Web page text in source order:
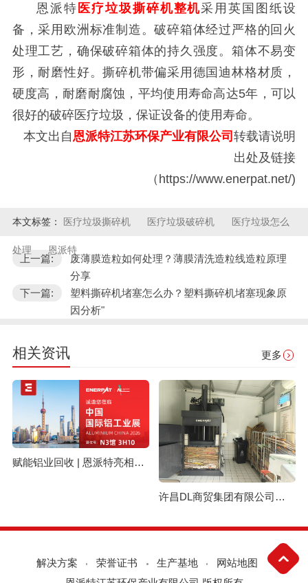
恩派特 医疗垃圾撕碎机整机采用英国图纸设
备，采用欧洲标准制造。破碎箱体经过严格的回火
处理工艺，确保破碎箱体的持久强度。箱体不易变
形，耐磨性好。撕碎机带偏采用德国迪林格材质，
硬度高，耐磨耐腐蚀，平均使用寿命高达5年，可以
很好的破碎医疗垃圾，保证设备的使用寿命。
本文出自 恩派特江苏环保产业有限公司转载请说明
出处及链接
（https://www.enerpat.net/)
本文标签： 医疗垃圾撕碎机 医疗垃圾破碎机 医疗垃圾怎么
处理 恩派特
上一篇:
废薄膜造粒如何处理？薄膜清洗造粒线造粒原理
分享
下一篇:
塑料撕碎机堵塞怎么办？塑料撕碎机堵塞现象原
因分析"
相关资讯 更多
赋能铝业回收 | 恩派特亮相上海国际铝工业展
许昌DL商贸集团有限公司与恩派特定制立式废纸打包机案例
解决方案 荣誉证书 生产基地
网站地图